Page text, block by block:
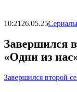
10:21 26.05.25Сериалы
Завершился
«Одни из
Завершился второй